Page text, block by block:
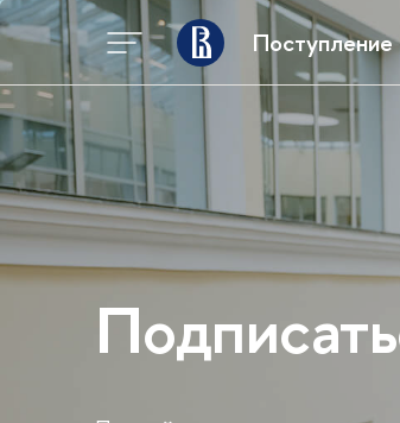
Поступление